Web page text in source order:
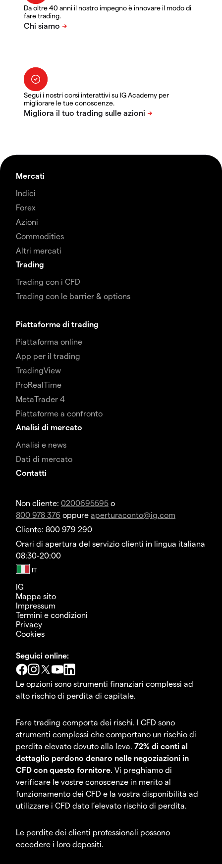
Da oltre 40 anni il nostro impegno è innovare il modo di
fare trading.
Segui i nostri corsi interattivi su IG Academy per
migliorare le tue conoscenze.
Mercati
Indici
Forex
Azioni
Commodities
Altri mercati
Trading
Trading con i CFD
Trading con le barrier & options
Piattaforme di trading
Piattaforma online
App per il trading
TradingView
ProRealTime
MetaTrader 4
Piattaforme a confronto
Analisi di mercato
Analisi e news
Dati di mercato
Contatti
Non cliente: 0200695595 o
800 978 376 oppure aperturaconto@ig.com
Cliente: 800 979 290
Orari di apertura del servizio clienti in lingua italiana
08:30-20:00
IG
Mappa sito
Impressum
Termini e condizioni
Privacy
Cookies
Seguici online:
Le opzioni sono strumenti finanziari complessi ad
alto rischio di perdita di capitale.
Fare trading comporta dei rischi. I CFD sono
strumenti complessi che comportano un rischio di
perdita elevato dovuto alla leva. 72% di conti al
dettaglio perdono denaro nelle negoziazioni in
CFD con questo fornitore. Vi preghiamo di
verificare le vostre conoscenze in merito al
funzionamento dei CFD e la vostra disponibilità ad
utilizzare i CFD dato l’elevato rischio di perdita.
Le perdite dei clienti professionali possono
eccedere i loro depositi.